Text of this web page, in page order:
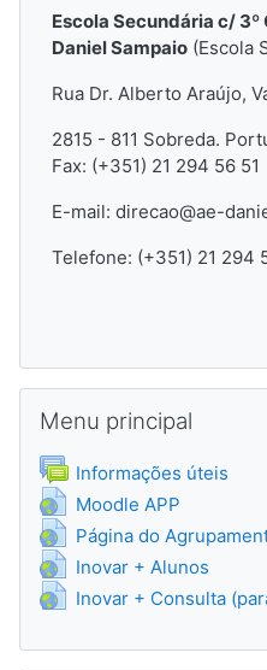
Escola Secundária c/ 3º
Daniel Sampaio (Escola
Rua Dr. Alberto Araújo,
2815 - 811 Sobreda.
Fax: (+351) 21 294 56 51
E-mail: direcao@ae-
Telefone: (+351) 21 294
Menu principal
Informações úteis
Moodle APP
Página do
Inovar + Alunos
Inovar + Consulta